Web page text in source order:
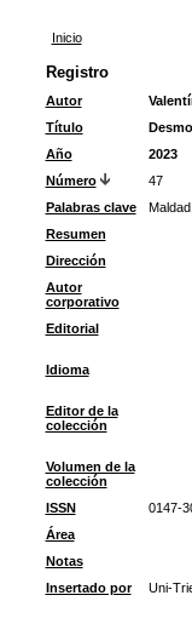
Inicio
Registro
Autor
Título
Año
2023
Número
47
Palabras clave
Maldad;
Resumen
Dirección
Autor
corporativo
Editorial
Idioma
Editor de la
colección
Volumen de la
colección
ISSN
0147-
Área
Notas
Insertado por
Uni-